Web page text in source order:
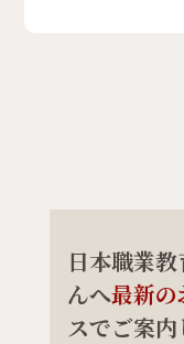
日本職業
んへ最新の
スでご案内